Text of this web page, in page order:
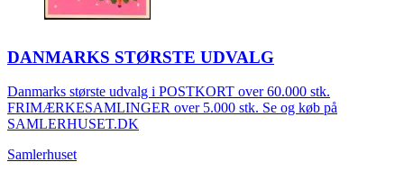
DANMARKS STØRSTE UDVALG
Danmarks største udvalg i POSTKORT over 60.000 stk.
FRIMÆRKESAMLINGER over 5.000 stk. Se og køb på
SAMLERHUSET.DK
Samlerhuset